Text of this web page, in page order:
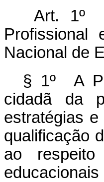
Art. 1º
Profissional
Nacional de
§ 1º A
cidadã da
estratégias
qualificação
ao